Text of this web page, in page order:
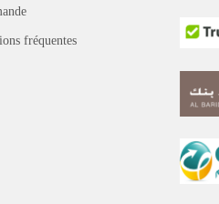
fréquentes